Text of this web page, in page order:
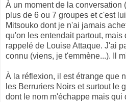
À un moment de la conversation
plus de 6 ou 7 groupes et c'est
Mitsouko dont je n'ai jamais
qu'on les entendait partout, mais
rappelé de Louise Attaque. J'ai
connu (viens, je t'emmène...). Il
À la réflexion, il est étrange que
les Berruriers Noirs et surtout le
dont le nom m'échappe mais qui